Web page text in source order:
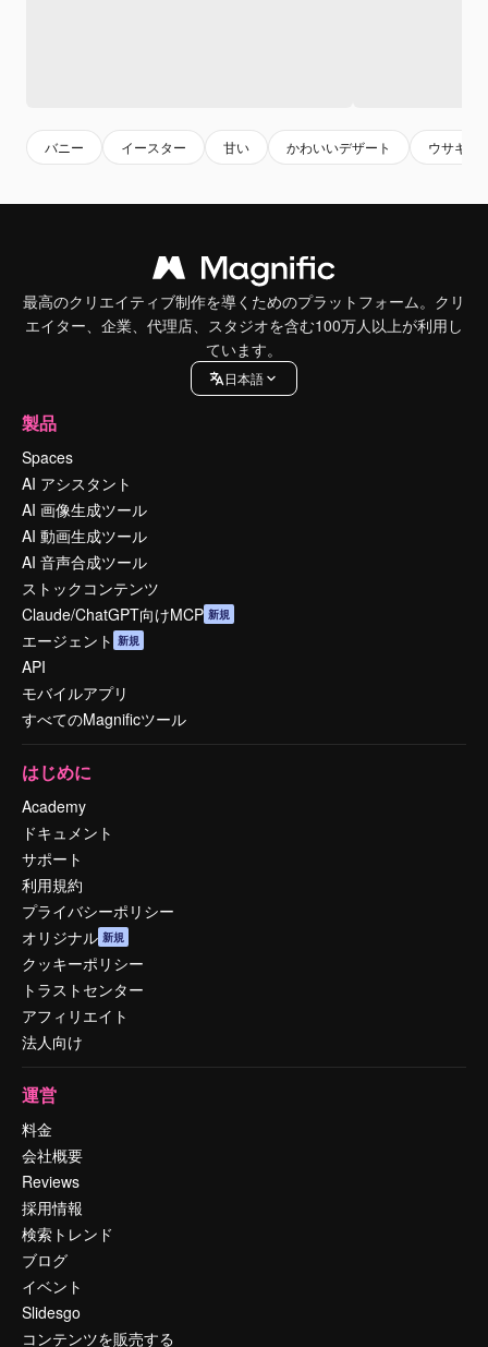
バニー イースター 甘い かわいいデザート ウサギ
最高のクリエイティブ制作を導くためのプラットフォーム。クリ
エイター、企業、代理店、スタジオを含む100万人以上が利用し
ています。
日本語
製品
Spaces
AI アシスタント
AI 画像生成ツール
AI 動画生成ツール
AI 音声合成ツール
ストックコンテンツ
Claude/ChatGPT向けMCP 新規
エージェント 新規
API
モバイルアプリ
すべてのMagnificツール
はじめに
Academy
ドキュメント
サポート
利用規約
プライバシーポリシー
オリジナル 新規
クッキーポリシー
トラストセンター
アフィリエイト
法人向け
運営
料金
会社概要
Reviews
採用情報
検索トレンド
ブログ
イベント
Slidesgo
コンテンツを販売する